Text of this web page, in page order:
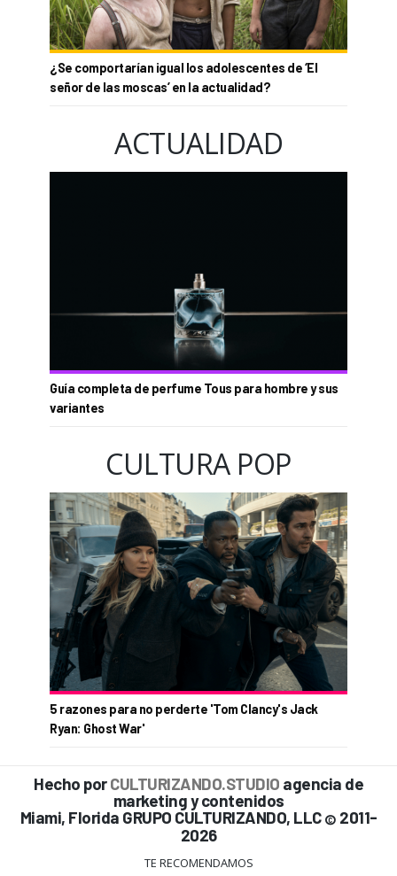
¿Se comportarían igual los adolescentes de ‘El
señor de las moscas’ en la actualidad?
ACTUALIDAD
Guía completa de perfume Tous para hombre y sus
variantes
CULTURA POP
5 razones para no perderte 'Tom Clancy's Jack
Ryan: Ghost War'
Hecho porCULTURIZANDO.STUDIO agencia de
marketing y contenidos
Miami, Florida GRUPO CULTURIZANDO, LLC © 2011-
2026
TE RECOMENDAMOS